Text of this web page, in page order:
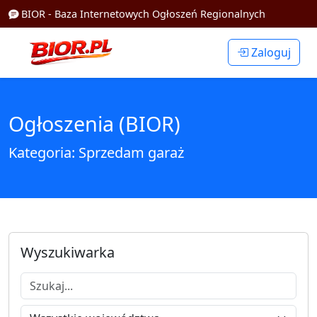
BIOR - Baza Internetowych Ogłoszeń Regionalnych
Zaloguj
Ogłoszenia (BIOR)
Kategoria: Sprzedam garaż
Wyszukiwarka